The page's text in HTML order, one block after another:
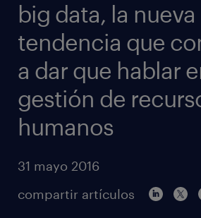
big data, la nueva
tendencia que
a dar que hablar
gestión de
humanos
31 mayo 2016
compartir artículos